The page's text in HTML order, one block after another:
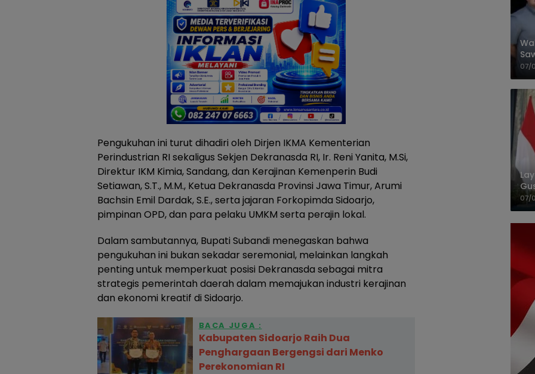
Pengukuhan ini turut dihadiri oleh Dirjen IKMA Kementerian
Perindustrian RI sekaligus Sekjen Dekranasda RI, Ir. Reni Yanita, M.Si,
Direktur IKM Kimia, Sandang, dan Kerajinan Kemenperin Budi
Setiawan, S.T., M.M., Ketua Dekranasda Provinsi Jawa Timur, Arumi
Bachsin Emil Dardak, S.E., serta jajaran Forkopimda Sidoarjo,
pimpinan OPD, dan para pelaku UMKM serta perajin lokal.
Dalam sambutannya, Bupati Subandi menegaskan bahwa
pengukuhan ini bukan sekadar seremonial, melainkan langkah
penting untuk memperkuat posisi Dekranasda sebagai mitra
strategis pemerintah daerah dalam memajukan industri kerajinan
dan ekonomi kreatif di Sidoarjo.
BACA JUGA :
Kabupaten Sidoarjo Raih Dua
Penghargaan Bergengsi dari Menko
Perekonomian RI
07/
07/